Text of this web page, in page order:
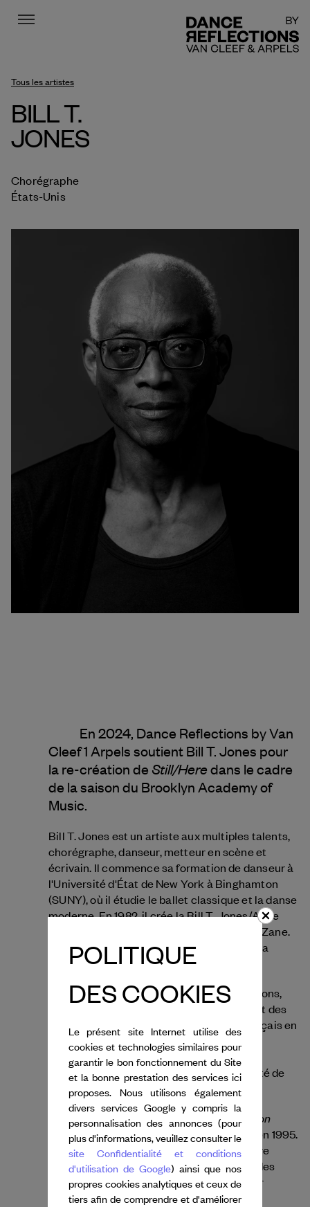
Menu
Tous les artistes
BILL T.
JONES
Chorégraphe
États-Unis
En 2024, Dance Reflections by Van
Cleef 1 Arpels soutient Bill T. Jones pour
la re-création de Still/Here dans le cadre
de la saison du Brooklyn Academy of
Music.
Bill T. Jones est un artiste aux multiples talents,
chorégraphe, danseur, metteur en scène et
écrivain. Il commence sa formation de danseur à
l'Université d'État de New York à Binghamton
(SUNY), où il étudie le ballet classique et la danse
moderne. En 1982, il crée la Bill T. Jones/Arnie
Zane Company avec son partenaire Arnie Zane.
Depuis, il a créé plus de 140 œuvres pour sa
compagnie.
Bill T. Jones a reçu d'importantes distinctions,
dont le titre d'Officier de l'Ordre des Arts et des
Lettres décerné par le gouvernement français en
2010. Il a également reçu des doctorats
honorifiques de plusieurs universités
américaines prestigieuses, dont l'université de
Yale et la Julliard School.
Les mémoires de Bill T. Jones,
Last Night on
Earth, sont publiées par Pantheon Books en 1995.
En 2010, il participe à la série documentaire
MASTERCLASS réalisé par HBO, qui suit des
artistes de renom dans leur rôle de mentor
auprès de jeunes artistes en herbe.
POLITIQUE
DES COOKIES
Le présent site Internet utilise des
cookies et technologies similaires pour
garantir le bon fonctionnement du Site
et la bonne prestation des services ici
proposes. Nous utilisons également
divers services Google y compris la
personnalisation des annonces (pour
plus d'informations, veuillez consulter le
site Confidentialité et conditions
d'utilisation de Google) ainsi que nos
propres cookies analytiques et ceux de
tiers afin de comprendre et d'améliorer